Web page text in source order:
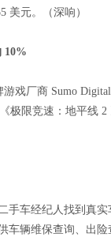
美元。（深响）
10%
戏厂商 Sumo
限竞速：地平线
手车经纪人找到真
车辆维保查询、出